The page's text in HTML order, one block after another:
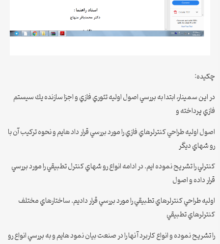
چكيده:
در اين سمينار، ابتدا به بررسي اصول اوليه تئوري فازي و اجزا سازنده يك سيستم
فازي پرداخته و
اصول اوليه طراحي كنترلرهاي فازي را مورد بررسي قرار داد هايم و نحوه تركيب آن با
رو شهاي ديگر
كنترلي را تشريح نموده ايم. در ادامه انواع رو شهاي كنترل تطبيقي را مورد بررسي
قرار داده و اصول
اوليه طراحي كنترلرهاي تطبيقي را مورد بررسي قرار داديم. ساختارهاي مختلف
كنترلرهاي تطبيقي
را تشريح نموده و انواع كاربرد آ نها را در صنعت بيان نمود هايم و به بررسي انواع رو